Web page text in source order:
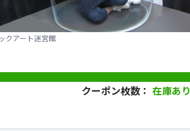
クアート迷宮館
クーポン枚数： 在庫あり